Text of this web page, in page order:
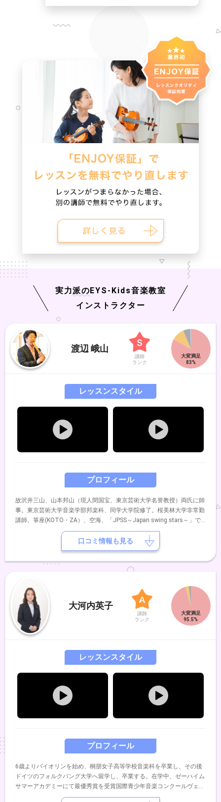
実力派の EYS-Kids音楽教室
インストラクター
渡辺 峨山
講師
ランク
プロフィール
故沢井三山、山本邦山（現人間国宝、東京芸術大学名誉教授）両氏に師
事。東京芸術大学音楽学部邦楽科、同学大学院修了。桜美林大学非常勤
講師。箏座(KOTO・ZA）、空海、「JPSS～Japan swing stars～」で
の活動のほか、各地での邦楽演奏会、レコーディング、教授活動などに
レッスンスタイル
口コミ情報も見る
大河内英子
講師
ランク
プロフィール
6歳よりバイオリンを始め、桐朋女子高等学校音楽科を卒業し、その後
ドイツのフォルクバング大学へ留学し、卒業する。在学中、ゼーハイム
サマーアカデミーにて最優秀賞を受賞国際青少年音楽コンクールヴェス
トハーレン州にて２位受賞これまでに石井志津子、山口裕之、ヤチェッ
レッスンスタイル